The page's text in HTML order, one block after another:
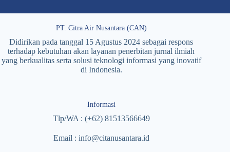
PT. Citra Air Nusantara (CAN)
Didirikan pada tanggal 15 Agustus 2024 sebagai respons
terhadap kebutuhan akan layanan penerbitan jurnal ilmiah
yang berkualitas serta solusi teknologi informasi yang inovatif
di Indonesia.
Informasi
Tlp/WA : (+62) 81513566649
Email : info@citanusantara.id